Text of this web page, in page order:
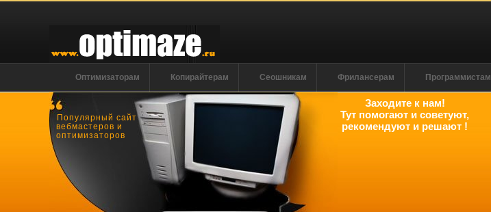
Оптимизаторам Копирайтерам Сеошникам Фрилансерам Программистам
Популярный сайт
вебмастеров и
оптимизаторов
Заходите к нам!
Тут помогают и советуют,
рекомендуют и решают !